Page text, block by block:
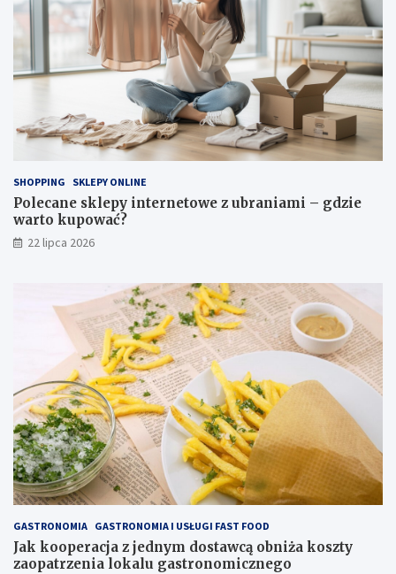
SHOPPING SKLEPY ONLINE
Polecane sklepy internetowe z ubraniami – gdzie
warto kupować?
22 lipca 2026
GASTRONOMIA GASTRONOMIA I USŁUGI FAST FOOD
Jak kooperacja z jednym dostawcą obniża koszty
zaopatrzenia lokalu gastronomicznego